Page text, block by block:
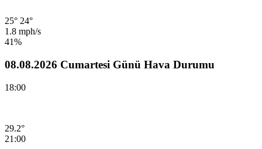
25° 24°
1.8 mph/s
41%
08.08.2026 Cumartesi Günü Hava Durumu
18:00
29.2°
21:00